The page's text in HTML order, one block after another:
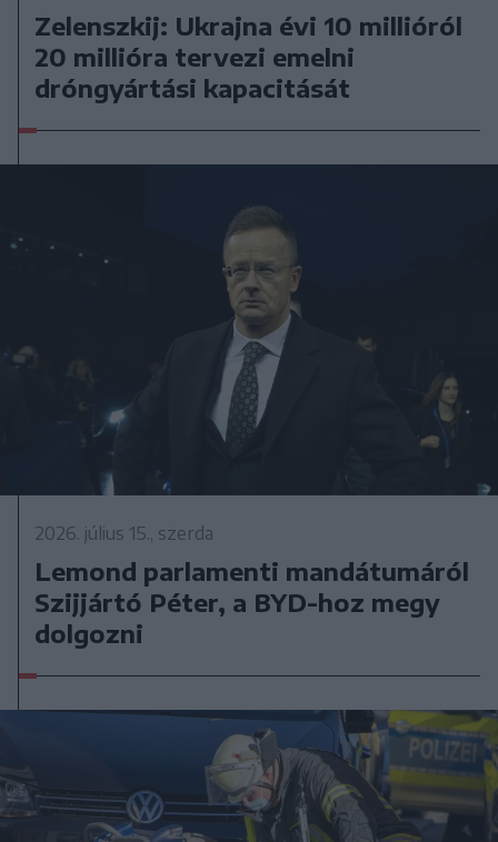
Zelenszkij: Ukrajna évi 10 millióról
20 millióra tervezi emelni
dróngyártási kapacitását
2026. július 15., szerda
Lemond parlamenti mandátumáról
Szijjártó Péter, a BYD-hoz megy
dolgozni